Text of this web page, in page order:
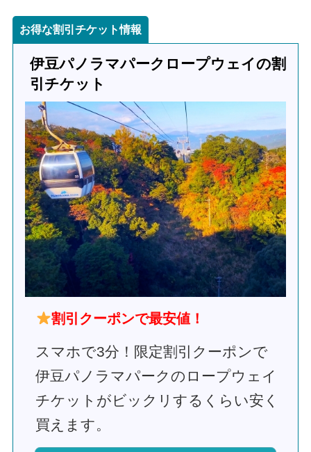
お得な割引チケット情報
伊豆パノラマパークロープウェイの割
引チケット
割引クーポンで最安値！
スマホで3分！限定割引クーポンで
伊豆パノラマパークのロープウェイ
チケットがビックリするくらい安く
買えます。